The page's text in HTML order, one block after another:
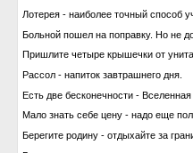
Лотерея - наиболее точный способ
Больной пошел на поправку. Но не
Пришлите четыре крышечки от
Рассол - напиток завтрашнего дня.
Есть две бесконечности -
Мало знать себе цену - надо еще
Берегите родину - отдыхайте за